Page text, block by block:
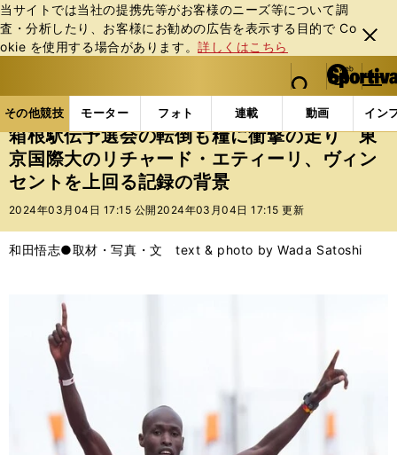
当サイトでは当社の提携先等がお客様のニーズ等について調
査・分析したり、お客様にお勧めの広告を表⽰する⽬的で Co
okie を使⽤する場合があります。詳しくはこちら
閉じ
る
web Sportiva (webスポルティーバ)
検索
マイペ
ー
ジ
メニュ
その他競技 モーター フォト 連載 動画 イン
ス
ポ
ル
テ
ー
バ
その他競技の記事一覧 陸上 箱根駅伝予選会の転倒
箱根駅伝予選会の転倒も糧に衝撃の走り 東
京国際大のリチャード・エティーリ、ヴィン
セントを上回る記録の背景
2024年03月04日 17:15 公開 2024年03月04日 17:15 更新
和田悟志●取材・写真・文 text & photo by Wada Satoshi